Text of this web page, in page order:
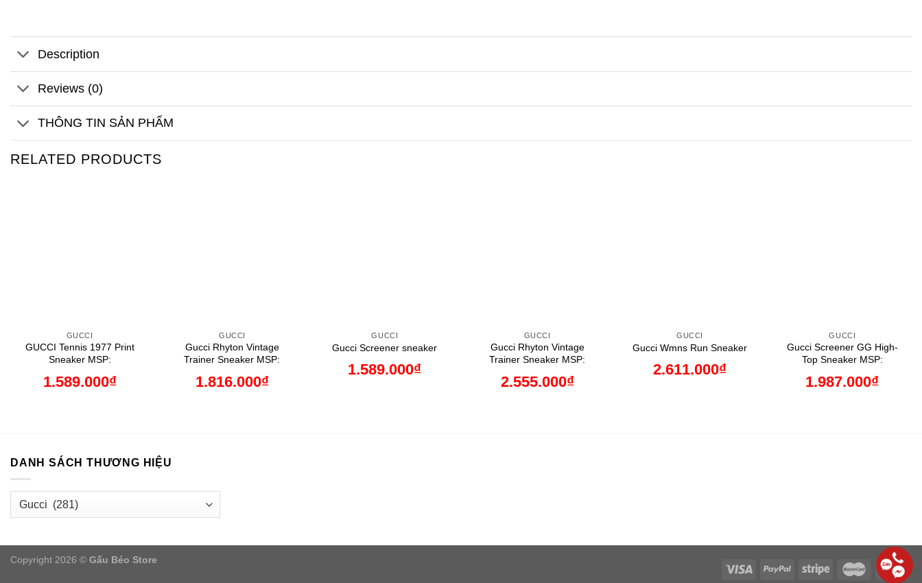
Description
Reviews (0)
THÔNG TIN SẢN PHẨM
RELATED PRODUCTS
GUCCI
GUCCI Tennis 1977 Print
Sneaker MSP:
1.589.000₫
GUCCI
Gucci Rhyton Vintage
Trainer Sneaker MSP:
1.816.000₫
GUCCI
Gucci Screener sneaker
1.589.000₫
GUCCI
Gucci Rhyton Vintage
Trainer Sneaker MSP:
2.555.000₫
GUCCI
Gucci Wmns Run Sneaker
2.611.000₫
GUCCI
Gucci Screener GG High-
Top Sneaker MSP:
1.987.000₫
DANH SÁCH THƯƠNG HIỆU
Copyright 2026 © Gấu Béo Store